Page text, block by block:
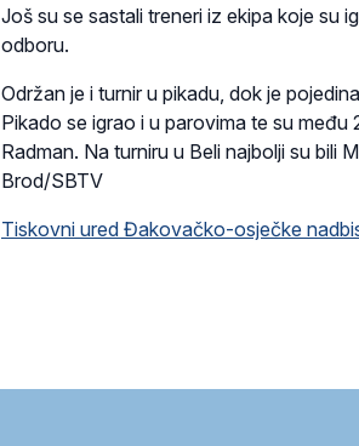
Još su se sastali treneri iz ekipa koje su
odboru.
Održan je i turnir u pikadu, dok je
Pikado se igrao i u parovima te su među
Radman. Na turniru u Beli najbolji su bili
Brod/SBTV
Tiskovni ured Đakovačko-osječke